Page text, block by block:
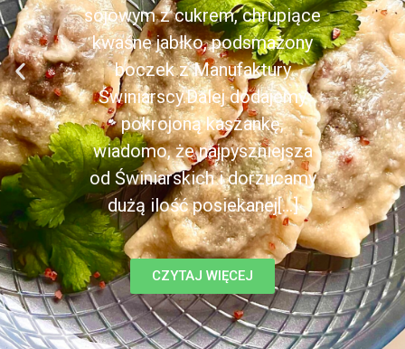
sojowym z cukrem, chrupiące
kwaśne jabłko, podsmażony
boczek z Manufaktury
Świniarscy.Dalej dodajemy
pokrojoną kaszankę,
wiadomo, że najpyszniejsza
od Świniarskich i dorzucamy
dużą ilość posiekanej[...]
CZYTAJ WIĘCEJ